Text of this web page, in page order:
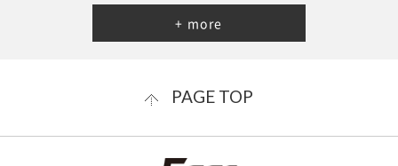
+ more
PAGE TOP